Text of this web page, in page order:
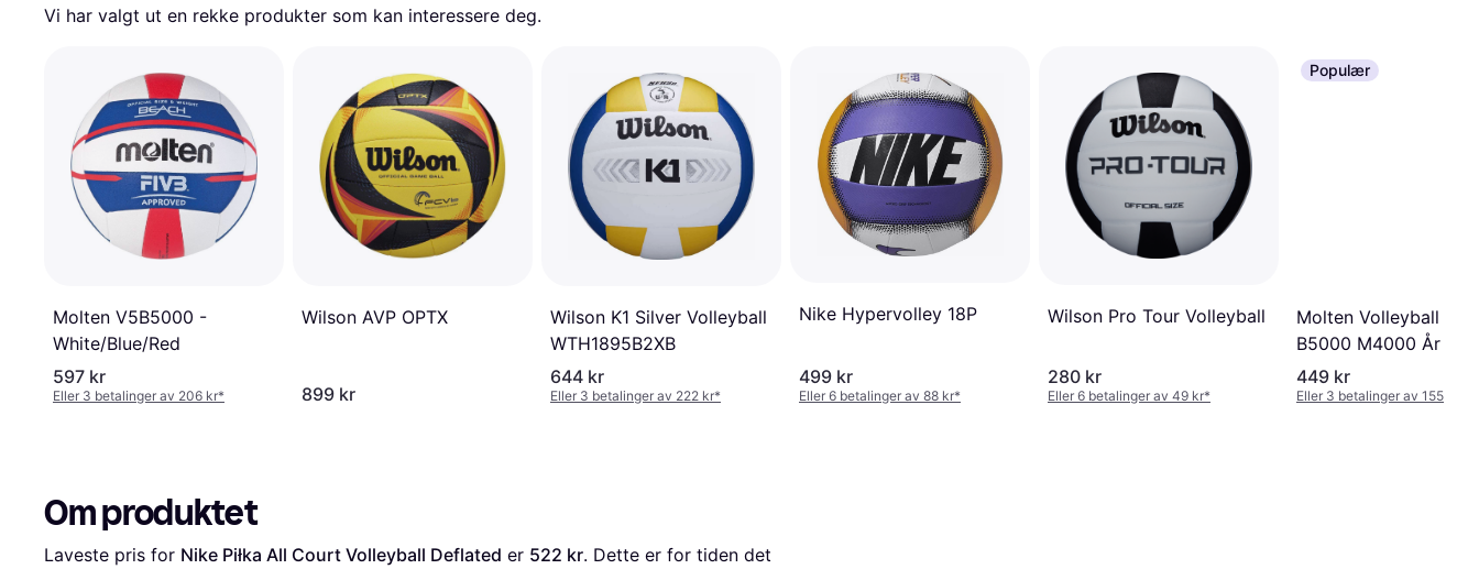
Vi har valgt ut en rekke produkter som kan interessere deg.
Molten V5B5000 -
White/Blue/Red
597 kr
Eller 3 betalinger av 206 kr*
Wilson AVP OPTX
899 kr
Wilson K1 Silver Volleyball
WTH1895B2XB
644 kr
Eller 3 betalinger av 222 kr*
Nike Hypervolley 18P
499 kr
Eller 6 betalinger av 88 kr*
Wilson Pro Tour Volleyball
280 kr
Eller 6 betalinger av 49 kr*
Populær
Molten Volleyball
B5000 M4000 År 5
449 kr
Eller 3 betalinger av 155 kr
Om produktet
Laveste pris for Nike Piłka All Court Volleyball Deflated er 522 kr. Dette er for tiden det